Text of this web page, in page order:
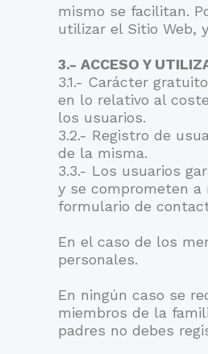
mismo se facilitan.
utilizar el Sitio Web,
3.- ACCESO Y
3.1.- Carácter
en lo relativo al
los usuarios.
3.2.- Registro de
de la misma.
3.3.- Los usuarios
y se comprometen
formulario de
En el caso de los
personales.
En ningún caso se
miembros de la
padres no debes